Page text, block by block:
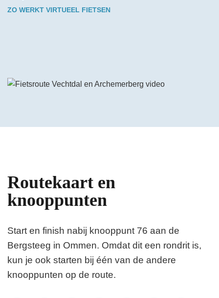
ZO WERKT VIRTUEEL FIETSEN
Bekijk de video op YouTube
Routekaart en
knooppunten
Start en finish nabij knooppunt 76 aan de
Bergsteeg in Ommen. Omdat dit een rondrit is,
kun je ook starten bij één van de andere
knooppunten op de route.